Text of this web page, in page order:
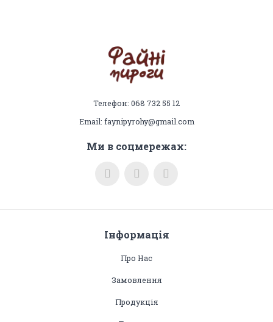
Телефон: 068 732 55 12
Email: faynipyrohy@gmail.com
Ми в соцмережах:
Інформація
Про Нас
Замовлення
Продукція